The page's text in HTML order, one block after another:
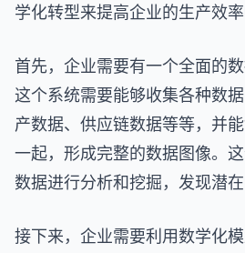
学化转型来提高企业的生产效率
首先，企业需要有一个全面的
这个系统需要能够收集各种数
产数据、供应链数据等等，并
一起，形成完整的数据图像。
数据进行分析和挖掘，发现潜在
接下来，企业需要利用数学化